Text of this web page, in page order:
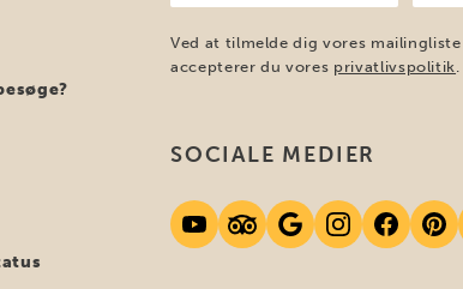
(Påkrævet)
mail
Ved at tilmelde dig vores mailingliste
accepterer du vores privatlivspolitik.
SOCIALE MEDIER